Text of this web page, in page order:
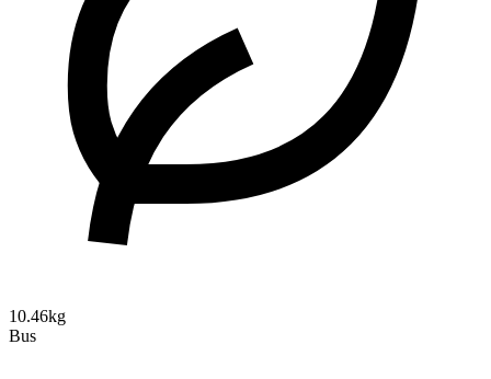
10.46kg
Bus